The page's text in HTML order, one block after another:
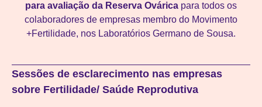
para avaliação da Reserva Ovárica para todos os
colaboradores de empresas membro do Movimento
+Fertilidade, nos Laboratórios Germano de Sousa.
Sessões de esclarecimento nas empresas
sobre Fertilidade/ Saúde Reprodutiva